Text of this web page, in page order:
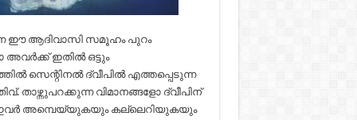
ഈ ആദിവാസി സമൂഹം പുറം
ഇതിൽ ഒട്ടും
സെന്റിനൽ ദ്വീപിൽ എത്തപ്പെടുന്ന
താഴ്ന്നുപറക്കുന്ന വിമാനങ്ങളോ ദ്വീപിന്
ഇവർ അമ്പെയ്യുകയും കല്ലെറിയുകയും